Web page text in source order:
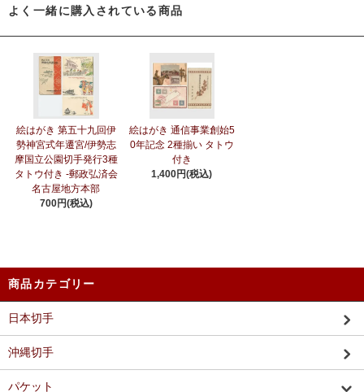
よく一緒に購入されている商品
絵はがき 第五十九回伊
勢神宮式年遷宮/伊勢志
摩国立公園切手発行3種
タトウ付き -郵政弘済会
名古屋地方本部
700円(税込)
絵はがき 通信事業創始5
0年記念 2種揃い タトウ
付き
1,400円(税込)
商品カテゴリー
日本切手
沖縄切手
パケット